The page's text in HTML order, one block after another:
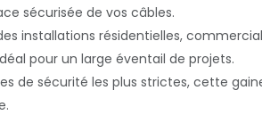
sécurisée de vos câbles.
installations résidentielles,
pour un large éventail de projets.
de sécurité les plus strictes, cette